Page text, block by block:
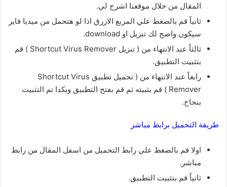
المقال من خلال موقعنا اشرح لي.
ثانياً قم بالضغط علي المربع الازرق اذا لو هتحمل من ميديا فاير
سيكون واضح لك تنزيل او download.
ثالثاً عند الانتهاء من ( تنزيل Shortcut Virus Remover ) قم
بتثبيت التطبيق.
رابعاً عند الانتهاء من ( تحميل تطبيق Shortcut Virus
Remover ) قم بثبيته ثم قم بفتح التطبيق وبكدا تم التثبيت
بنجاح.
طريقة التحميل برابط مباشر
اولا قم بالضغط علي رابط التحميل من اسفل المقال من رابط
مباشر.
ثانياً قم بتثبيت التطبيق.